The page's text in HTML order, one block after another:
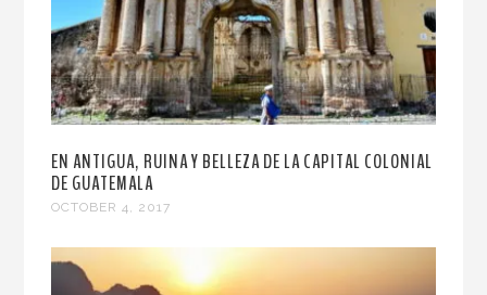
EN ANTIGUA, RUINA Y BELLEZA DE LA CAPITAL COLONIAL
DE GUATEMALA
OCTOBER 4, 2017